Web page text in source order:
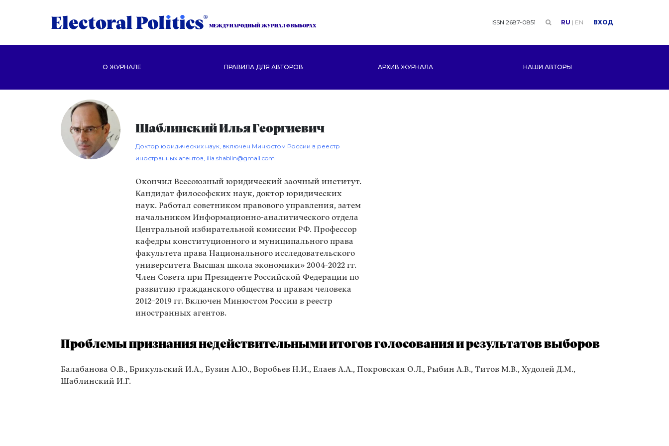
МЕЖДУНАРОДНЫЙ ЖУРНАЛ О ВЫБОРАХ ISSN 2687-0851 RU | EN ВХОД
О ЖУРНАЛЕ ПРАВИЛА ДЛЯ АВТОРОВ АРХИВ ЖУРНАЛА НАШИ АВТОРЫ
Шаблинский Илья Георгиевич
Доктор юридических наук, включен Минюстом России в реестр
иностранных агентов, ilia.shablin@gmail.com
Окончил Всесоюзный юридический заочный институт.
Кандидат философских наук, доктор юридических
наук. Работал советником правового управления, затем
начальником Информационно-аналитического отдела
Центральной избирательной комиссии РФ. Профессор
кафедры конституционного и муниципального права
факультета права Национального исследовательского
университета Высшая школа экономики» 2004-2022 гг.
Член Совета при Президенте Российской Федерации по
развитию гражданского общества и правам человека
2012–2019 гг. Включен Минюстом России в реестр
иностранных агентов.
Проблемы признания недействительными итогов голосования и результатов выборов
Балабанова О.В., Брикульский И.А., Бузин А.Ю., Воробьев Н.И., Елаев А.А., Покровская О.Л., Рыбин А.В., Титов М.В., Худолей Д.М.,
Шаблинский И.Г.